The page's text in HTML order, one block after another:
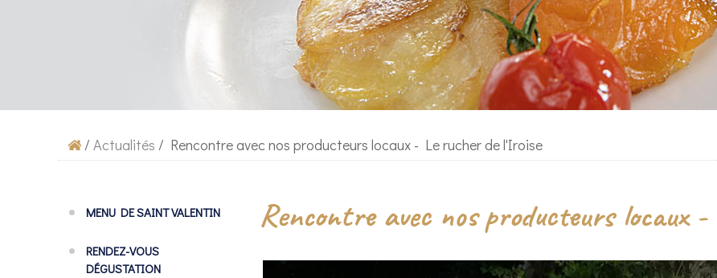
/ Actualités / Rencontre avec nos producteurs locaux - Le rucher de l'Iroise
MENU DE SAINT VALENTIN
RENDEZ-VOUS
DÉGUSTATION
Rencontre avec nos producteurs locaux